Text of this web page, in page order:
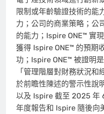
限制或年齡驗證技術的能
力；公司的商業策略；公
的能力；Ispire ONE™ 實
獲得 Ispire ONE™ 的預期
功；Ispire ONE™ 被證明
「管理階層對財務狀況
於前瞻性陳述的警示性說
以及 Ispire 截至 2025 年
年度報告和 Ispire 隨後向